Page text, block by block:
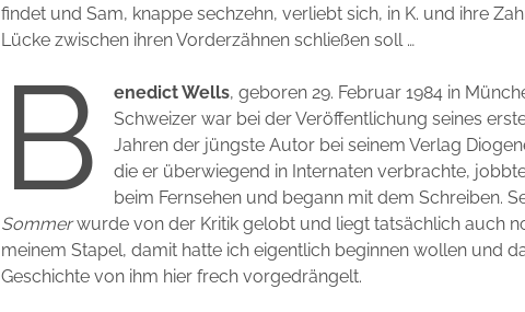
findet und Sam, knappe sechzehn, verliebt sich, in K. und ihre
Lücke zwischen ihren Vorderzähnen schließen soll …
B enedict Wells, geboren 29. Februar 1984 in
Schweizer war bei der Veröffentlichung seines
Jahren der jüngste Autor bei seinem Verlag
die er überwiegend in Internaten verbrachte,
beim Fernsehen und begann mit dem Schreiben.
Sommerwurde von der Kritik gelobt und liegt tatsächlich auch
meinem Stapel, damit hatte ich eigentlich beginnen wollen und
Geschichte von ihm hier frech vorgedrängelt.